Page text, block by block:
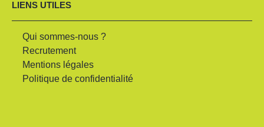
LIENS UTILES
Qui sommes-nous ?
Recrutement
Mentions légales
Politique de confidentialité